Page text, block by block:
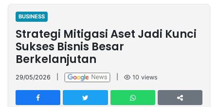
Nasional
International
Olahraga
Entertainment
Daerah
Pariwisata
Kuliner
Kolom
Network
PT
TREETAN
BUSINESS
Strategi Mitigasi Aset Jadi Kunci
Sukses Bisnis Besar
Berkelanjutan
29/05/2026 10 views